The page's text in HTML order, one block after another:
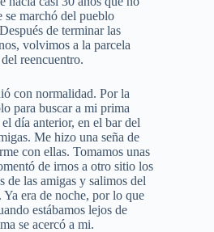
se marchó del pueblo
de terminar las
volvimos a la parcela
reencuentro.
con normalidad. Por la
para buscar a mi prima
día anterior, en el bar del
Me hizo una seña de
con ellas. Tomamos unas
de irnos a otro sitio los
de las amigas y salimos del
era de noche, por lo que
estábamos lejos de
se acercó a mi.